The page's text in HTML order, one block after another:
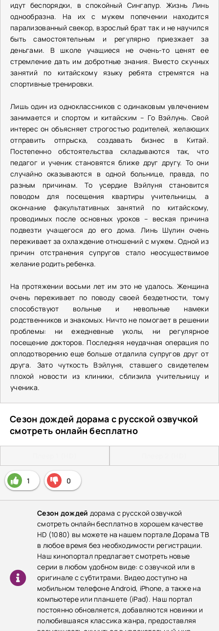
идут беспорядки, в спокойный Сингапур. Жизнь Линь
однообразна. На их с мужем попечении находится
парализованный свекор, взрослый брат так и не научился
быть самостоятельным и регулярно приезжает за
деньгами. В школе учащиеся не очень-то ценят ее
стремление дать им добротные знания. Вместо скучных
занятий по китайскому языку ребята стремятся на
спортивные тренировки.
Лишь один из одноклассников с одинаковым увлечением
занимается и спортом и китайским – Го Вэйлунь. Свой
интерес он объясняет строгостью родителей, желающих
отправить отпрыска, создавать бизнес в Китай.
Постепенно обстоятельства складываются так, что
педагог и ученик становятся ближе друг другу. То они
случайно оказываются в одной больнице, правда, по
разным причинам. То усердие Вэйлуня становится
поводом для посещения квартиры учительницы, а
окончание факультативных занятий по китайскому,
проводимых после основных уроков – веская причина
подвезти учащегося до его дома. Линь Шулин очень
переживает за охлаждение отношений с мужем. Одной из
причин отстранения супругов стало неосуществимое
желание родить ребенка.
На протяжении восьми лет им это не удалось. Женщина
очень переживает по поводу своей бездетности, тому
способствуют вольные и невольные намеки
родственников и знакомых. Ничто не помогает в решении
проблемы: ни ежедневные уколы, ни регулярное
посещение докторов. Последняя неудачная операция по
оплодотворению еще больше отдалила супругов друг от
друга. Зато чуткость Вэйлуня, ставшего свидетелем
плохой новости из клиники, сблизила учительницу и
ученика.
Сезон дождей дорама с русской озвучкой
смотреть онлайн бесплатно
1 0
Сезон дождей дорама с русской озвучкой
смотреть онлайн бесплатно в хорошем качестве
HD (1080) вы можете на нашем портале Дорама ТВ
в любое время без необходимости регистрации.
Наш кинопортал предлагает смотреть новые
серии в любом удобном виде: с озвучкой или в
оригинале с субтитрами. Видео доступно на
мобильном телефоне Android, iPhone, а также на
компьютере или планшете (iPad). Наш портал
постоянно обновляется, добавляются новинки и
полюбившаяся классика жанра, предоставляя